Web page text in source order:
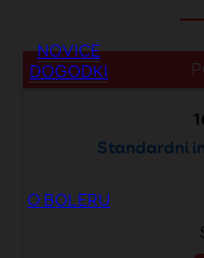
NOVICE
DOGODKI
O BOLERU
Standardni